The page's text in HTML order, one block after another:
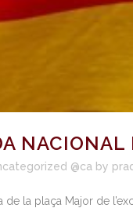
NACIONAL
@ca by
de la plaça Major de